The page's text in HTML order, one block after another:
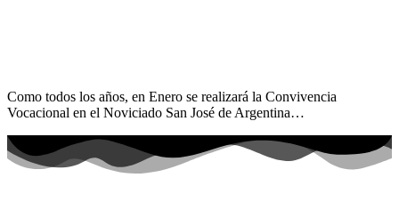
Como todos los años, en Enero se realizará la Convivencia
Vocacional en el Noviciado San José de Argentina…